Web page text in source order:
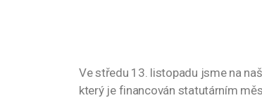
Ve středu 13. listopadu jsme na
který je financován statutárním